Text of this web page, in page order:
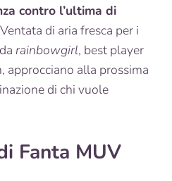
contro l’ultima di
di aria fresca per i
rainbowgirl, best player
approcciano alla prossima
di chi vuole
Fanta MUV